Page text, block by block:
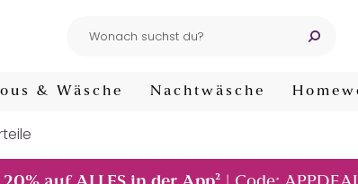
& Wäsche Nachtwäsche
²